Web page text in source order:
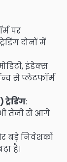
पर
दोनों में
इंडेक्स
से प्लेटफॉर्म
:
तेजी से आगे
बड़े निवेशकों
है।